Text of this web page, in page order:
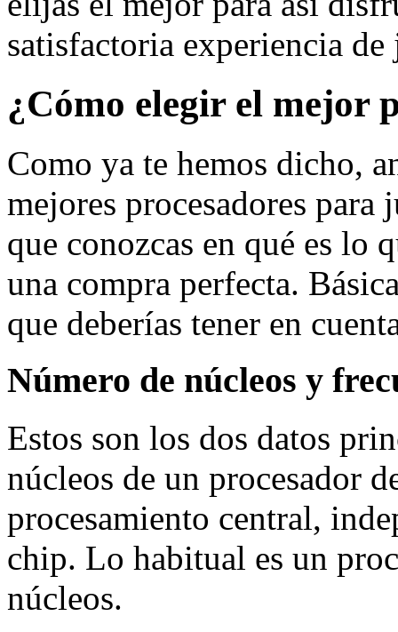
satisfactoria experiencia de
¿Cómo elegir el mejor
Como ya te hemos dicho,
mejores procesadores
que conozcas en qué es lo
una compra perfecta.
que deberías tener en
Número de núcleos y
Estos son los dos datos
núcleos de un procesador
procesamiento central,
chip. Lo habitual es un
núcleos.